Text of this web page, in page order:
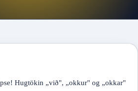
Hugtökin „við", „okkur" og „okkar"